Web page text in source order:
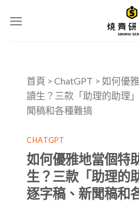
首頁 > ChatGPT > 如何優
讀生？三款「助理的助理
聞稿和各種難搞
CHATGPT
如何優雅地當個特
生？三款「助理的
逐字稿、新聞稿和